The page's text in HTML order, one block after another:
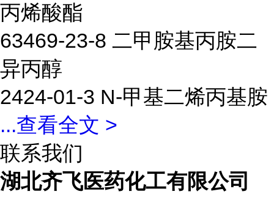
丙烯酸酯
63469-23-8 二甲胺基丙胺二
异丙醇
2424-01-3 N-甲基二烯丙基胺
...查看全文 >
联系我们
湖北齐飞医药化工有限公司